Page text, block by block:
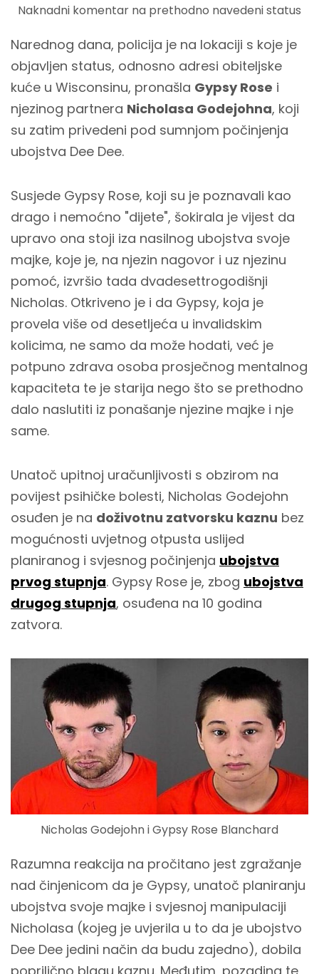
Naknadni komentar na prethodno navedeni status
Narednog dana, policija je na lokaciji s koje je
objavljen status, odnosno adresi obiteljske
kuće u Wisconsinu, pronašla Gypsy Rose i
njezinog partnera Nicholasa Godejohna, koji
su zatim privedeni pod sumnjom počinjenja
ubojstva Dee Dee.
Susjede Gypsy Rose, koji su je poznavali kao
drago i nemoćno "dijete", šokirala je vijest da
upravo ona stoji iza nasilnog ubojstva svoje
majke, koje je, na njezin nagovor i uz njezinu
pomoć, izvršio tada dvadesettrogodišnji
Nicholas. Otkriveno je i da Gypsy, koja je
provela više od desetljeća u invalidskim
kolicima, ne samo da može hodati, već je
potpuno zdrava osoba prosječnog mentalnog
kapaciteta te je starija nego što se prethodno
dalo naslutiti iz ponašanje njezine majke i nje
same.
Unatoč upitnoj uračunljivosti s obzirom na
povijest psihičke bolesti, Nicholas Godejohn
osuđen je na doživotnu zatvorsku kaznu bez
mogućnosti uvjetnog otpusta uslijed
planiranog i svjesnog počinjenja ubojstva
prvog stupnja. Gypsy Rose je, zbog ubojstva
drugog stupnja, osuđena na 10 godina
zatvora.
Nicholas Godejohn i Gypsy Rose Blanchard
Razumna reakcija na pročitano jest zgražanje
nad činjenicom da je Gypsy, unatoč planiranju
ubojstva svoje majke i svjesnoj manipulaciji
Nicholasa (kojeg je uvjerila u to da je ubojstvo
Dee Dee jedini način da budu zajedno), dobila